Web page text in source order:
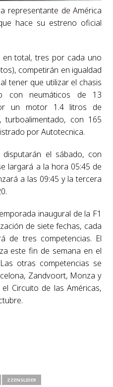
representante de América
hace su estreno oficial
en total, tres por cada uno
competirán en igualdad
tener que utilizar el chasis
con neumáticos de 13
un motor 1.4 litros de
turboalimentado, con 165
por Autotecnica.
el sábado, con
largará a la hora 05:45 de
a las 09:45 y la tercera
inaugural de la F1
de siete fechas, cada
de tres competencias. El
este fin de semana en el
otras competencias se
Zandvoort, Monza y
Circuito de las Américas,
ZZENSLIDER